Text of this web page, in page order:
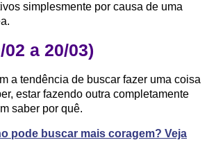
simplesmente por causa de uma
a 20/03)
a tendência de buscar fazer uma coisa
estar fazendo outra completamente
saber por quê.
pode buscar mais coragem? Veja